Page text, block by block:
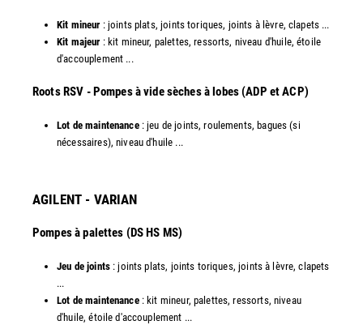
Kit mineur : joints plats, joints toriques, joints à lèvre, clapets ...
Kit majeur : kit mineur, palettes, ressorts, niveau d'huile, étoile
d'accouplement ...​
​Roots RSV - Pompes à vide sèches à lobes (ADP et ACP)
Lot de maintenance: jeu de joints, roulements, bagues (si
nécessaires), niveau d'huile ...​
AGILENT - VARIAN
Pompes à palettes (DS HS MS)
Jeu de joints : joints plats, joints toriques, joints à lèvre, clapets
...
Lot de maintenance: kit mineur, palettes, ressorts, niveau
d'huile, étoile d'accouplement ...​